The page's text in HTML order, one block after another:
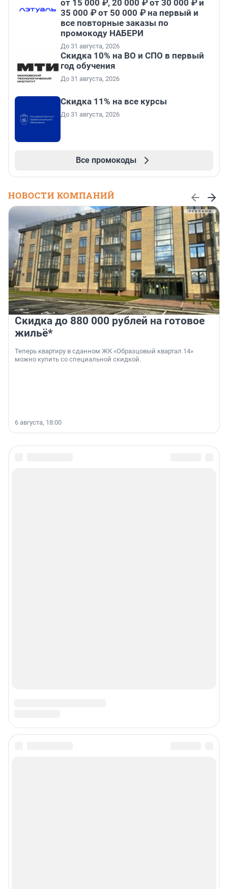
от 15 000 ₽, 20 000 ₽ от 30 000 ₽ и
35 000 ₽ от 50 000 ₽ на первый и
все повторные заказы по
промокоду НАБЕРИ
До 31 августа, 2026
Скидка 10% на ВО и СПО в первый
год обучения
До 31 августа, 2026
Скидка 11% на все курсы
До 31 августа, 2026
Все промокоды
НОВОСТИ КОМПАНИЙ
Скидка до 880 000 рублей на готовое
жильё*
Теперь квартиру в сданном ЖК «Образцовый квартал 14»
можно купить со специальной скидкой.
6 августа, 18:00